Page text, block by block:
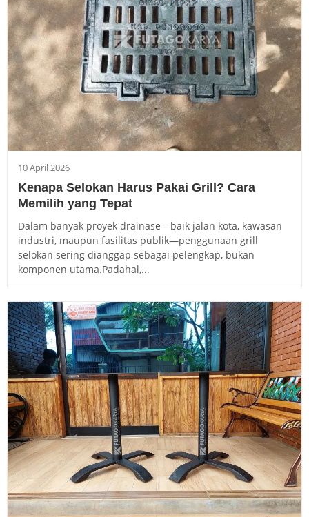
10 April 2026
Kenapa Selokan Harus Pakai Grill? Cara
Memilih yang Tepat
Dalam banyak proyek drainase—baik jalan kota, kawasan
industri, maupun fasilitas publik—penggunaan grill
selokan sering dianggap sebagai pelengkap, bukan
komponen utama.Padahal,...